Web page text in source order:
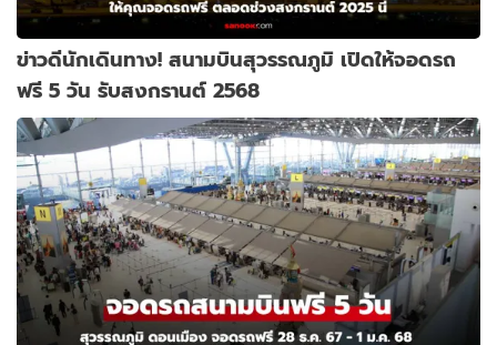
ข่าวดีนักเดินทาง! สนามบินสุวรรณภูมิ เปิดให้จอดรถ
ฟรี 5 วัน รับสงกรานต์ 2568